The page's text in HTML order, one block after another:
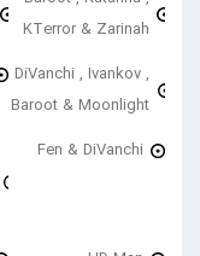
KTerror & Zarinah
DiVanchi , Ivankov ,
Baroot & Moonlight
Fen & DiVanchi